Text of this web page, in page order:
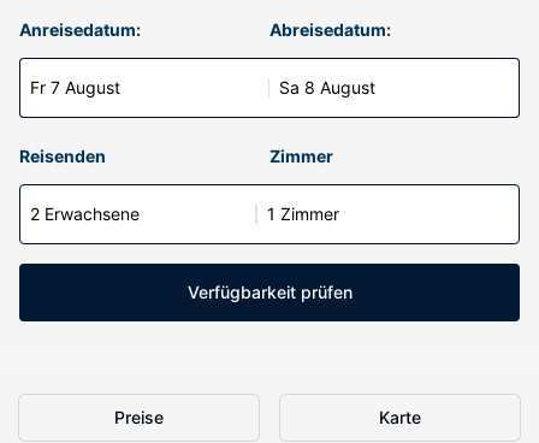
Anreisedatum:
Fr 7 August
Abreisedatum:
Sa 8 August
Reisenden Zimmer
2 Erwachsene 1 Zimmer
Verfügbarkeit prüfen
Preise Karte